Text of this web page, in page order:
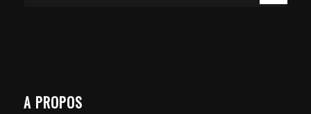
A PROPOS